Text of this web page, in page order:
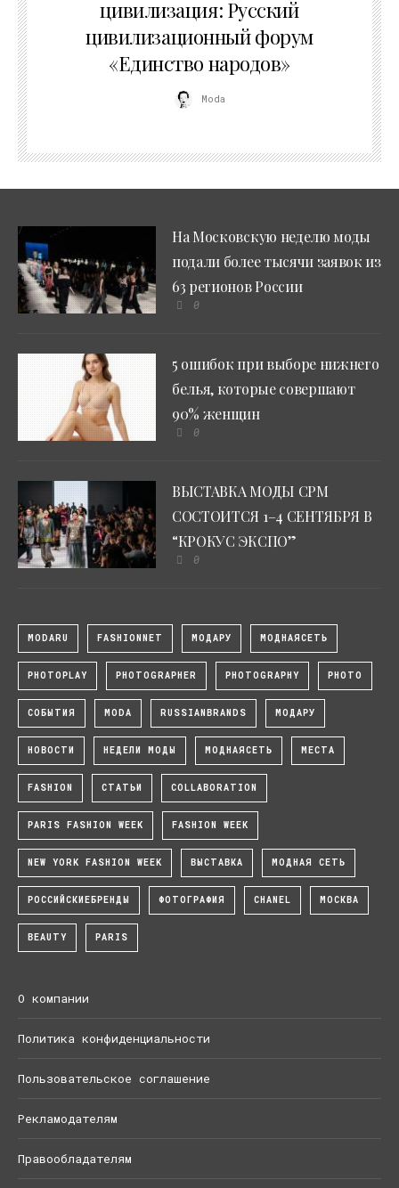
цивилизация: Русский
цивилизационный форум
«Единство народов»
Moda
На Московскую неделю моды
подали более тысячи заявок из
63 регионов России
0
5 ошибок при выборе нижнего
белья, которые совершают
90% женщин
0
ВЫСТАВКА МОДЫ CPM
СОСТОИТСЯ 1–4 СЕНТЯБРЯ В
“КРОКУС ЭКСПО”
0
MODARU FASHIONNET МОДАРУ МОДНАЯСЕТЬ
PHOTOPLAY PHOTOGRAPHER PHOTOGRAPHY PHOTO
СОБЫТИЯ MODA RUSSIANBRANDS МОДАРУ
НОВОСТИ НЕДЕЛИ МОДЫ МОДНАЯСЕТЬ МЕСТА
FASHION СТАТЬИ COLLABORATION
PARIS FASHION WEEK FASHION WEEK
NEW YORK FASHION WEEK ВЫСТАВКА МОДНАЯ СЕТЬ
РОССИЙСКИЕБРЕНДЫ ФОТОГРАФИЯ CHANEL МОСКВА
BEAUTY PARIS
О компании
Политика конфиденциальности
Пользовательское соглашение
Рекламодателям
Правообладателям